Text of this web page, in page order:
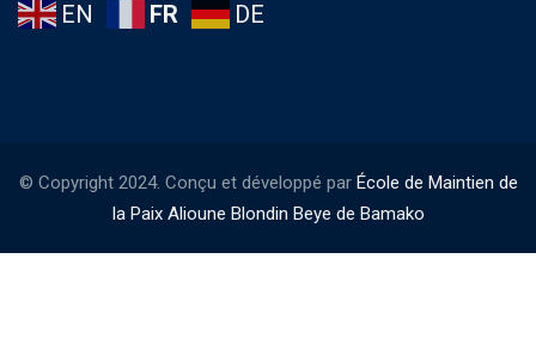
EN FR DE
© Copyright 2024. Conçu et développé par École de Maintien de
la Paix Alioune Blondin Beye de Bamako